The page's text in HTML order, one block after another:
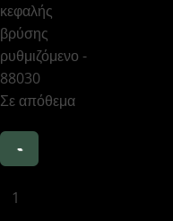
Σε απόθεμα
Φίλτρο